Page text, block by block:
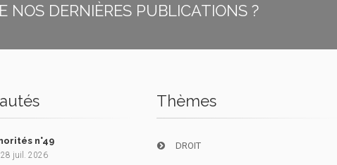
DERNIÈRES PUBLICATIONS ?
n°49
28 juil. 2026
Thèmes
DROIT